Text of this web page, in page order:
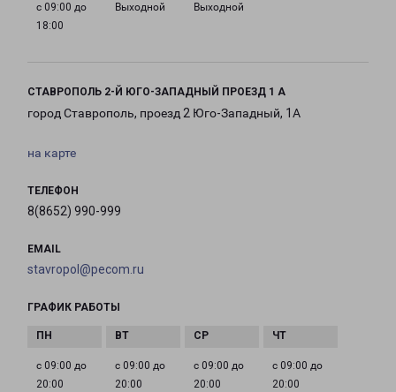
с 09:00 до
18:00
Выходной Выходной
СТАВРОПОЛЬ 2-Й ЮГО-ЗАПАДНЫЙ ПРОЕЗД 1 А
город Ставрополь, проезд 2 Юго-Западный, 1А
на карте
ТЕЛЕФОН
8(8652) 990-999
EMAIL
stavropol@pecom.ru
ГРАФИК РАБОТЫ
с 09:00 до
20:00
с 09:00 до
20:00
с 09:00 до
20:00
с 09:00 до
20:00